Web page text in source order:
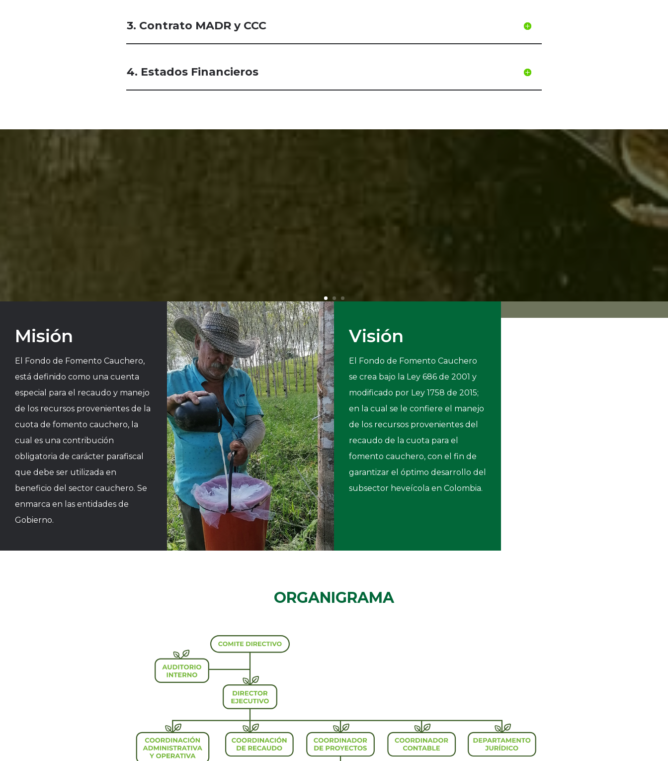
3. Contrato MADR y CCC
4. Estados Financieros
Misión
El Fondo de Fomento Cauchero,
está definido como una cuenta
especial para el recaudo y manejo
de los recursos provenientes de la
cuota de fomento cauchero, la
cual es una contribución
obligatoria de carácter parafiscal
que debe ser utilizada en
beneficio del sector cauchero. Se
enmarca en las entidades de
Gobierno.
Visión
El Fondo de Fomento Cauchero
se crea bajo la Ley 686 de 2001 y
modificado por Ley 1758 de 2015;
en la cual se le confiere el manejo
de los recursos provenientes del
recaudo de la cuota para el
fomento cauchero, con el fin de
garantizar el óptimo desarrollo del
subsector heveícola en Colombia.
ORGANIGRAMA